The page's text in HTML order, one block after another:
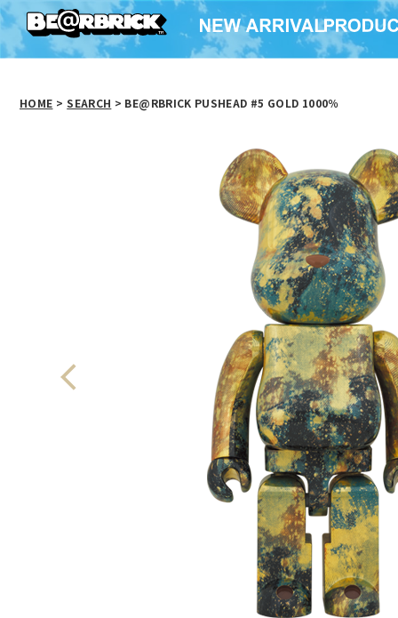
HOME > SEARCH > BE@RBRICK PUSHEAD #5 GOLD 1000％